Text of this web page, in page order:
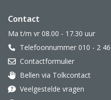
Website
Contact
Ma t/m vr 08.00 - 17.30 uur
Telefoonnummer 010 - 2
Contactformulier
Oor met hoortoestel
Bellen via Tolkcontact
Veelgestelde vragen